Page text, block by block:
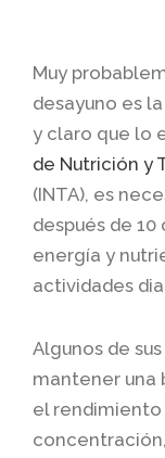
Muy
desayuno es
y claro que lo
de Nutrición y
(INTA), es
después de
energía y
actividades
Algunos de
mantener una
el